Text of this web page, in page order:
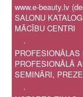
www.e-beauty.lv
SALONU
MĀCĪBU CENTRI
.
PROFESIONĀLĀ
SEMINĀRI,
.